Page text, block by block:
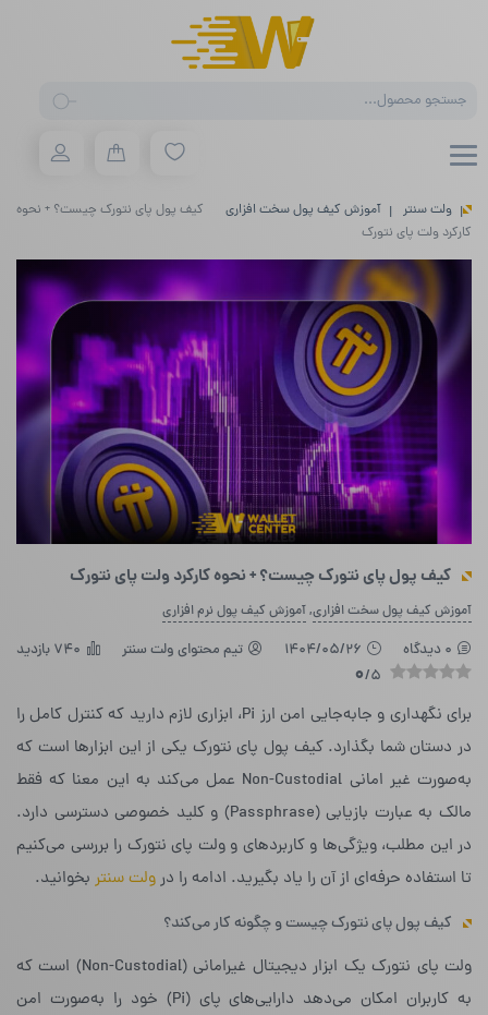
search
ولت سنتر آموزش کیف پول سخت افزاری
کیف پول پای نتورک چیست؟ + نحوه
کارکرد ولت پای نتورک
کیف پول پای نتورک چیست؟ + نحوه کارکرد ولت پای نتورک
آموزش کیف پول سخت افزاری,آموزش کیف پول نرم افزاری
0 دیدگاه 1404/05/26 تیم محتوای ولت سنتر 740 بازدید
0/5
برای نگهداری و جابه‌جایی امن ارز Pi، ابزاری لازم دارید که کنترل کامل را
در دستان شما بگذارد. کیف پول پای نتورک یکی از این ابزارها است که
به‌صورت غیر امانی Non-Custodial عمل می‌کند به این معنا که فقط
مالک به عبارت بازیابی (Passphrase) و کلید خصوصی دسترسی دارد.
در این مطلب، ویژگی‌ها و کاربردهای و ولت پای نتورک را بررسی می‌کنیم
تا استفاده حرفه‌ای از آن را یاد بگیرید. ادامه را درولت سنتر بخوانید.
کیف پول پای نتورک چیست و چگونه کار می‌کند؟
ولت پای نتورک یک ابزار دیجیتال غیرامانی (Non-Custodial) است که
به کاربران امکان می‌دهد دارایی‌های پای (Pi) خود را به‌صورت امن